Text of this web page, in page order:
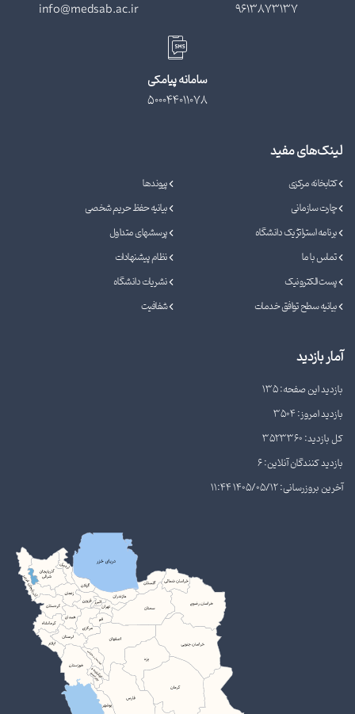
9613873137
info@medsab.ac.ir
سامانه پیامکی
500044011078
لینک‌های مفید
کتابخانه مرکزی
پیوندها
چارت سازمانی
بیانیه حفظ حریم شخصی
برنامه استراتژیک دانشگاه
پرسشهای متداول
تماس با ما
نظام پیشنهادات
پست الکترونیک
نشریات دانشگاه
بیانیه سطح توافق خدمات
شفافیت
آمار بازدید
بازدید این صفحه: 135
بازدید امروز: 3504
کل بازدید: 3523360
بازدید کنندگان آنلاین: 6
آخرین بروزرسانی: 1405/05/12 11:44